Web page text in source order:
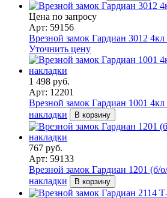
Цена по запросу
Арт: 59156
Врезной замок Гардиан 3012
Уточнить цену
1 498 руб.
Арт: 12201
Врезной замок Гардиан 1001 4кл
накладки
В корзину
767 руб.
Арт: 59133
Врезной замок Гардиан 1201 (б/
накладки
В корзину